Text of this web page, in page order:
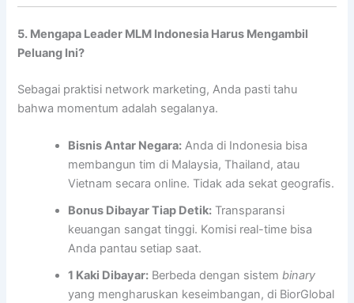
5. Mengapa Leader MLM Indonesia Harus Mengambil
Peluang Ini?
Sebagai praktisi network marketing, Anda pasti tahu
bahwa momentum adalah segalanya.
Bisnis Antar Negara: Anda di Indonesia bisa
membangun tim di Malaysia, Thailand, atau
Vietnam secara online. Tidak ada sekat geografis.
Bonus Dibayar Tiap Detik: Transparansi
keuangan sangat tinggi. Komisi real-time bisa
Anda pantau setiap saat.
1 Kaki Dibayar: Berbeda dengan sistembinary
yang mengharuskan keseimbangan, di BiorGlobal